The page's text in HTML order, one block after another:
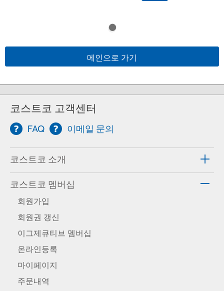
메인으로 가기
코스트코 고객센터
FAQ 이메일 문의
코스트코 소개
코스트코 멤버십
회원가입
회원권 갱신
이그제큐티브 멤버십
온라인등록
마이페이지
주문내역